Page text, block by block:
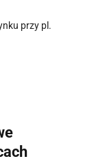
przy pl.